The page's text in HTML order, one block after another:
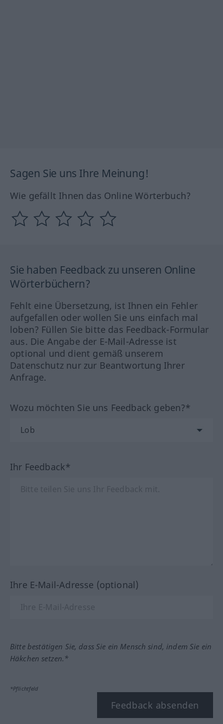
Sagen Sie uns Ihre Meinung!
Wie gefällt Ihnen das Online Wörterbuch?
Sie haben Feedback zu unseren Online
Wörterbüchern?
Fehlt eine Übersetzung, ist Ihnen ein Fehler
aufgefallen oder wollen Sie uns einfach mal
loben? Füllen Sie bitte das Feedback-Formular
aus. Die Angabe der E-Mail-Adresse ist
optional und dient gemäß unserem
Datenschutz nur zur Beantwortung Ihrer
Anfrage.
Wozu möchten Sie uns Feedback geben?*
Ihr Feedback*
Ihre E-Mail-Adresse (optional)
Bitte bestätigen Sie, dass Sie ein Mensch sind, indem Sie ein
Häkchen setzen.*
*Pflichtfeld
Feedback absenden